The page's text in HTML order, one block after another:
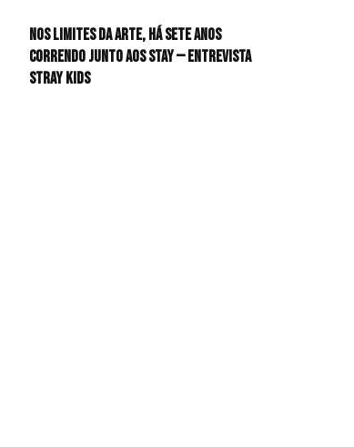
Nos limites da arte, há sete anos
correndo junto aos STAY — Entrevista
Stray Kids